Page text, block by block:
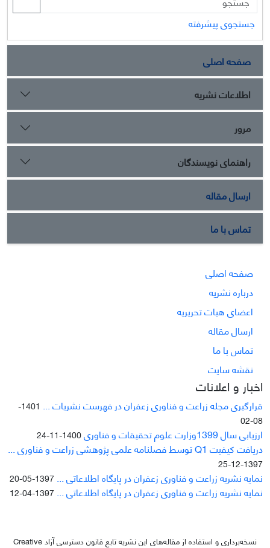
جستجوی پیشرفته
صفحه اصلی
اطلاعات نشریه
مرور
راهنمای نویسندگان
ارسال مقاله
تماس با ما
صفحه اصلی
درباره نشریه
اعضای هیات تحریریه
ارسال مقاله
تماس با ما
نقشه سایت
اخبار و اعلانات
قرارگیری مجله زراعت و فناوری زعفران در فهرست نشریات ...
1401-
08-02
ارزیابی سال 1399وزارت علوم تحقیقات و فناوری 1400-11-24
دریافت کیفیت Q1 توسط فصلنامه علمی پژوهشی زراعت و فناوری ...
1397-12-25
نمایه نشریه زراعت و فناوری زعفران در پایگاه اطلاعاتی ... 1397-05-20
نمایه نشریه زراعت و فناوری زعفران در پایگاه اطلاعاتی ... 1397-04-12
نسخه‌برداری و استفاده از مقاله‌های این نشریه تابع قانون دسترسی آزاد Creative